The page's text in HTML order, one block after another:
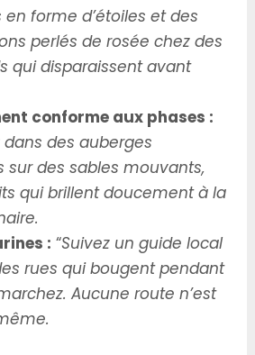
en forme d’étoiles et des
perlés de rosée chez des
qui disparaissent avant
conforme aux phases :
dans des auberges
sur des sables mouvants,
qui brillent doucement à la
: “Suivez un guide local
rues qui bougent pendant
Aucune route n’est